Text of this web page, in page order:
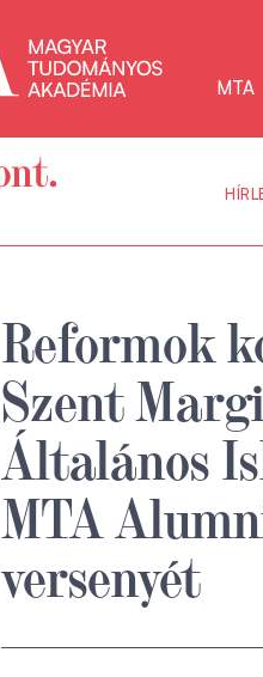
MTA
Reformok
Szent
Általános
MTA
versenyét